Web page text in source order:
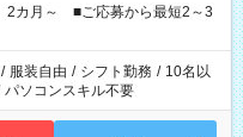
いね。 ※Wワーク希望
る勤務時間と、もう1つのお仕事
超える場合は応募できません。
2カ月～ ■ご応募から最短2～3
/ 服装自由 / シフト勤務 / 10名以
パソコンスキル不要